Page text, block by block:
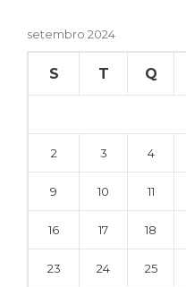
setembro 2024
S T Q
2 3 4
9 10 11
16 17 18
23 24 25